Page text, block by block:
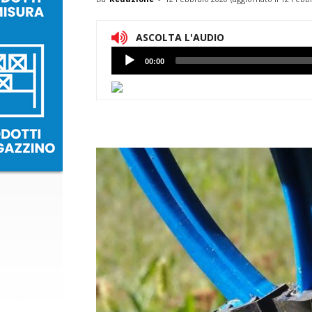
ASCOLTA L'AUDIO
Lettore
Audio
00:00